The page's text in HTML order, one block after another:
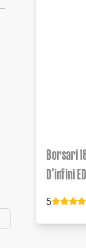
Borsari
D'infini
5